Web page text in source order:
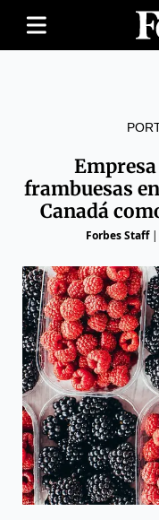
frambuesas
Canadá
Forbes Staff|